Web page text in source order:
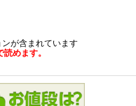
ンが含まれています
めます。